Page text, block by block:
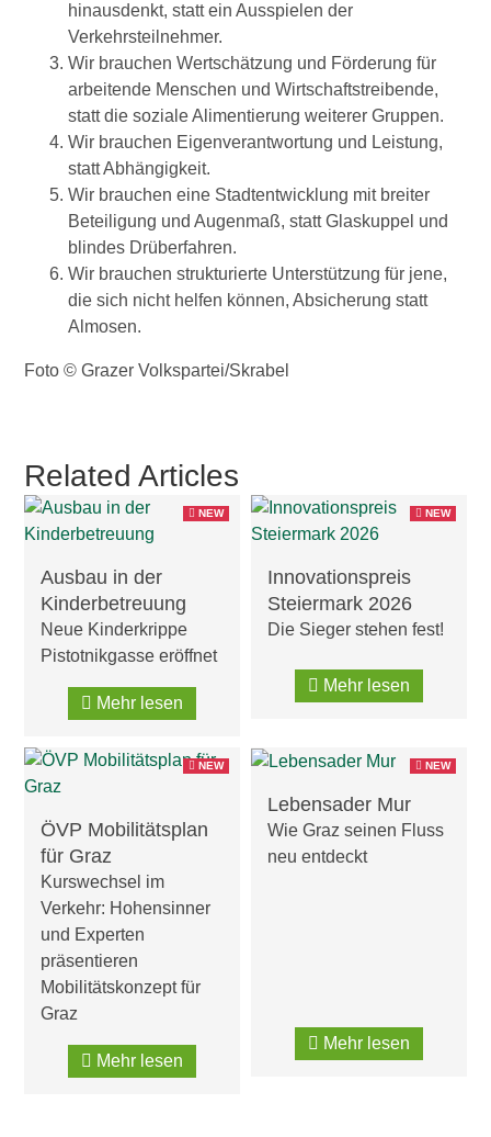
hinausdenkt, statt ein Ausspielen der
Verkehrsteilnehmer.
Wir brauchen Wertschätzung und Förderung für
arbeitende Menschen und Wirtschaftstreibende,
statt die soziale Alimentierung weiterer Gruppen.
Wir brauchen Eigenverantwortung und Leistung,
statt Abhängigkeit.
Wir brauchen eine Stadtentwicklung mit breiter
Beteiligung und Augenmaß, statt Glaskuppel und
blindes Drüberfahren.
Wir brauchen strukturierte Unterstützung für jene,
die sich nicht helfen können, Absicherung statt
Almosen.
Foto © Grazer Volkspartei/Skrabel
Related Articles
NEW
Ausbau in der
Kinderbetreuung
Neue Kinderkrippe
Pistotnikgasse eröffnet
Mehr lesen
NEW
Innovationspreis
Steiermark 2026
Die Sieger stehen fest!
Mehr lesen
NEW
ÖVP Mobilitätsplan
für Graz
Kurswechsel im
Verkehr: Hohensinner
und Experten
präsentieren
Mobilitätskonzept für
Graz
Mehr lesen
NEW
Lebensader Mur
Wie Graz seinen Fluss
neu entdeckt
Mehr lesen